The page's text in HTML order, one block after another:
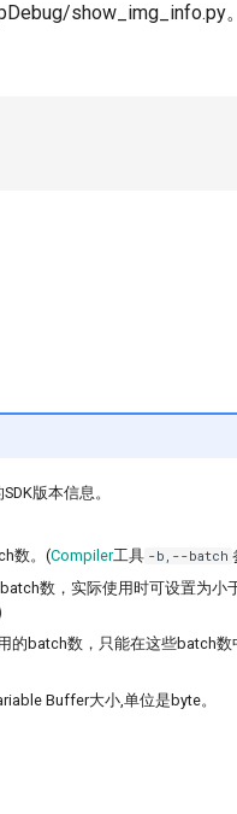
show_img_info.py。
版本信息。
数。(Compiler工具 -b,--batch
数，实际使用时可设置为小
的batch数，只能在这些batch数
Buffer大小,单位是byte。